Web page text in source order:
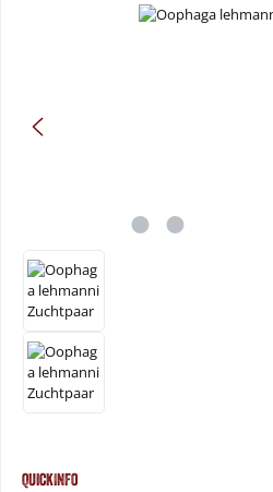
Bildergalerie überspringen
QuickInfo